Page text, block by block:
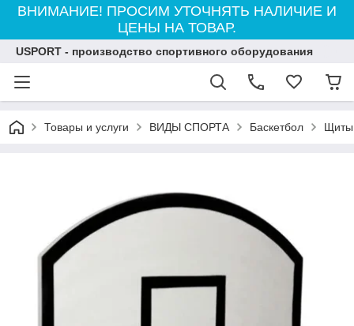
ВНИМАНИЕ! ПРОСИМ УТОЧНЯТЬ НАЛИЧИЕ И
ЦЕНЫ НА ТОВАР.
USPORT - производство спортивного оборудования
Товары и услуги ВИДЫ СПОРТА Баскетбол Щиты